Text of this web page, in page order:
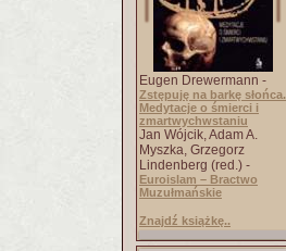
Eugen Drewermann -
Zstępuję na barkę słońca.
Medytacje o śmierci i
zmartwychwstaniu
Jan Wójcik, Adam A.
Myszka, Grzegorz
Lindenberg (red.) -
Euroislam – Bractwo
Muzułmańskie
Znajdź książkę..